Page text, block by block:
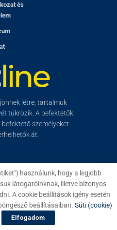
és
létre, tartalmuk
tükrözik. A befektetők
személyeket
át.
- Minden jog fenntartva
használunk, hogy a legjobb
látogatóinknak, illetve bizonyos
A cookie beállítások igény esetén
beállításaiban. Süti (cookie)
Elfogadom